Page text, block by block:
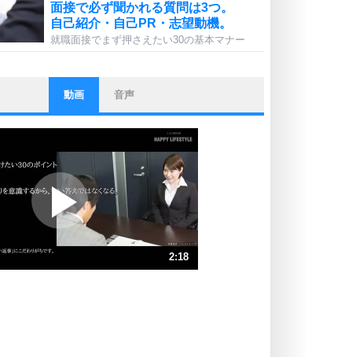
面接で必ず聞かれる質問は3つ。
自己紹介・自己PR・志望動機。
就職面接でまず押さえたい30の基本マナー
ストレス対策
他人と比べない。
いっそのこと、他人を見ない。
ポジティブになれない原因は、行動
しないから。
ポジティブ思考になる30の方法
ストレス対策
動画 音声
2:18